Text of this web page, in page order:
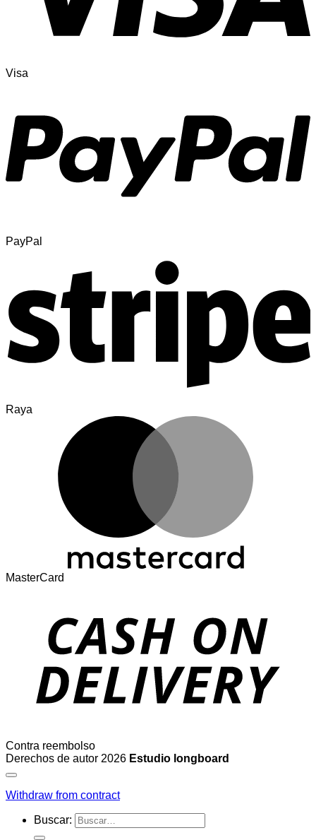
Visa
PayPal
Raya
MasterCard
Contra reembolso
Derechos de autor 2026 Estudio longboard
Withdraw from contract
Buscar: